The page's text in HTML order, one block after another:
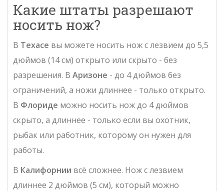
Какие штаты разрешают
носить нож?
В Техасе вы можете носить нож с лезвием до 5,5
дюймов (14 см) открыто или скрыто - без
разрешения. В Аризоне - до 4 дюймов без
ограничений, а ножи длиннее - только открыто.
В Флориде можно носить нож до 4 дюймов
скрыто, а длиннее - только если вы охотник,
рыбак или работник, которому он нужен для
работы.
В Калифорнии всё сложнее. Нож с лезвием
длиннее 2 дюймов (5 см), который можно